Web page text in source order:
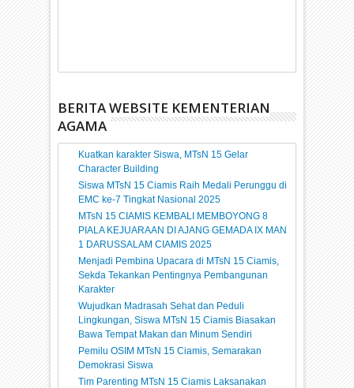
BERITA WEBSITE KEMENTERIAN
AGAMA
Kuatkan karakter Siswa, MTsN 15 Gelar
Character Building
Siswa MTsN 15 Ciamis Raih Medali Perunggu di
EMC ke-7 Tingkat Nasional 2025
MTsN 15 CIAMIS KEMBALI MEMBOYONG 8
PIALA KEJUARAAN DI AJANG GEMADA IX MAN
1 DARUSSALAM CIAMIS 2025
Menjadi Pembina Upacara di MTsN 15 Ciamis,
Sekda Tekankan Pentingnya Pembangunan
Karakter
Wujudkan Madrasah Sehat dan Peduli
Lingkungan, Siswa MTsN 15 Ciamis Biasakan
Bawa Tempat Makan dan Minum Sendiri
Pemilu OSIM MTsN 15 Ciamis, Semarakan
Demokrasi Siswa
Tim Parenting MTsN 15 Ciamis Laksanakan